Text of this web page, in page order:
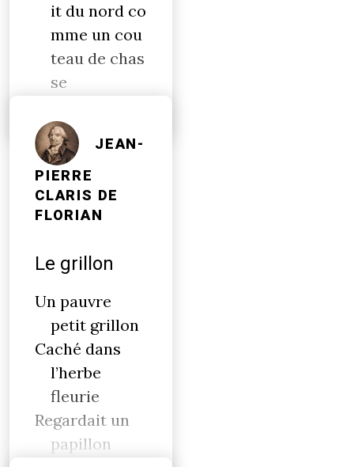
it du nord co
mme un cou
teau de chas
se
JEAN-
PIERRE
CLARIS DE
FLORIAN
Le grillon
Un pauvre
petit grillon
Caché dans
l’herbe
fleurie
Regardait un
papillon